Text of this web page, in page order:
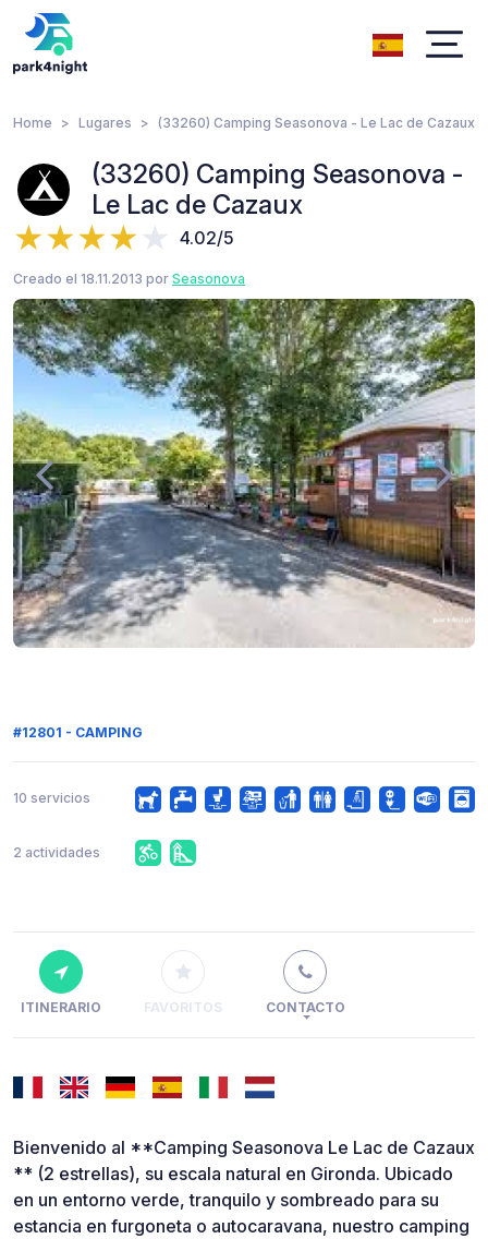
Home Lugares (33260) Camping Seasonova - Le Lac de Cazaux
(33260) Camping Seasonova -
Le Lac de Cazaux
4.02/5
Creado el 18.11.2013 por Seasonova
#12801 - CAMPING
10 servicios
2 actividades
ITINERARIO FAVORITOS CONTACTO
Bienvenido al **Camping Seasonova Le Lac de Cazaux
** (2 estrellas), su escala natural en Gironda. Ubicado
en un entorno verde, tranquilo y sombreado para su
estancia en furgoneta o autocaravana, nuestro camping